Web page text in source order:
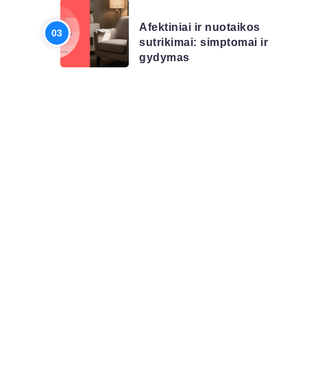
Afektiniai ir nuotaikos
sutrikimai: simptomai ir
gydymas